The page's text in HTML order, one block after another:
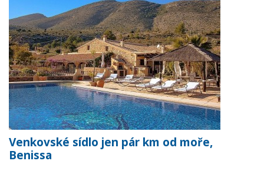
Venkovské sídlo jen pár km od moře,
Benissa